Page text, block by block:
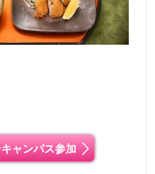
ャンパス参加